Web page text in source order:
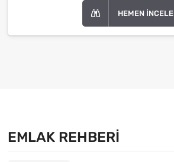
HEMEN İNCELE
EMLAK REHBERI